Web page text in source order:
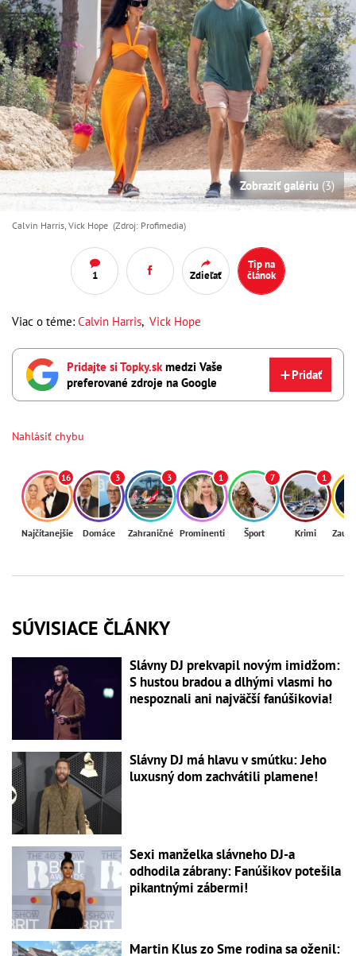
Zobraziť galériu (3)
Calvin Harris, Vick Hope (Zdroj: Profimedia)
1 Zdieľať
Tip na
článok
Viac o téme: Calvin Harris, Vick Hope
Pridajte si Topky.skmedzi Vaše
preferované zdroje na Google
Pridať
Nahlásiť chybu
16
Najčítanejšie
3
Domáce
3
Zahraničné
1
Prominenti
7
Šport
1
Krimi
SÚVISIACE ČLÁNKY
Slávny DJ prekvapil novým imidžom:
S hustou bradou a dlhými vlasmi ho
nespoznali ani najväčší fanúšikovia!
Slávny DJ má hlavu v smútku: Jeho
luxusný dom zachvátili plamene!
Sexi manželka slávneho DJ-a
odhodila zábrany: Fanúšikov potešila
pikantnými zábermi!
Martin Klus zo Sme rodina sa oženil: